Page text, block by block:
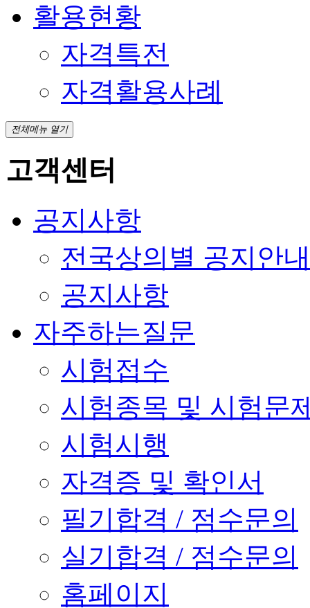
활용현황
자격특전
자격활용사례
전체메뉴 열기
고객센터
공지사항
전국상의별 공지안내
공지사항
자주하는질문
시험접수
시험종목 및 시험문
시험시행
자격증 및 확인서
필기합격 / 점수문의
실기합격 / 점수문의
홈페이지